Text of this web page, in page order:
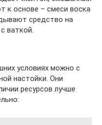
к основе – смеси воска
средство на
ваткой.
условиях можно с
настойки. Они
ресурсов лучше